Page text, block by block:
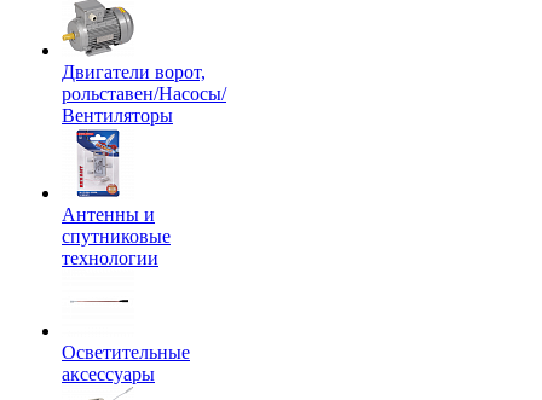
Двигатели ворот,
рольставен/Насосы/
Вентиляторы
Антенны и
спутниковые
технологии
Осветительные
аксессуары